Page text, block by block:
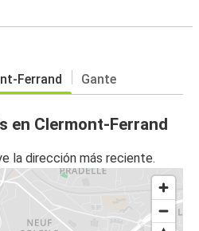
Ferrand Gante
en Clermont-Ferrand
la dirección más reciente.